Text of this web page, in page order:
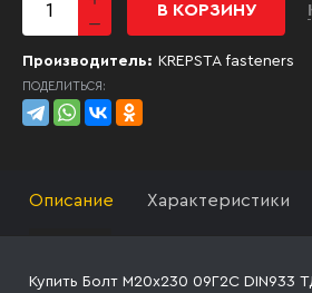
В КОРЗИНУ
Производитель: KREPSTA fasteners
ПОДЕЛИТЬСЯ:
Описание Характеристики
Купить Болт М20х230 09Г2С DIN933